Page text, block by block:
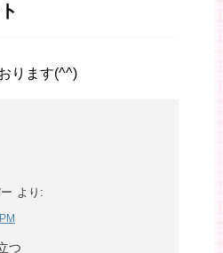
ります(^^)
より:
つ